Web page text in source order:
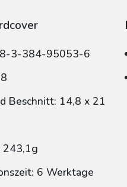
3-384-95053-6
Beschnitt: 14,8 x 21
243,1g
6 Werktage